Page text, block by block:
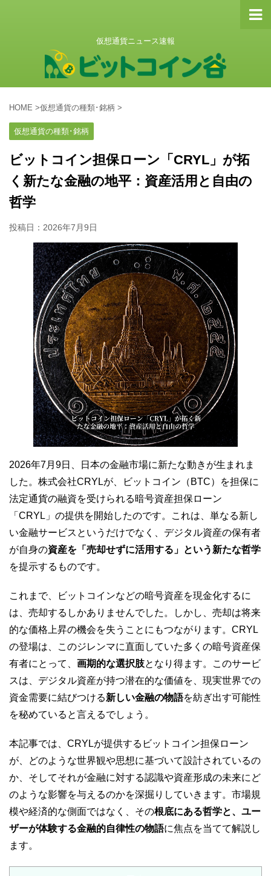
仮想通貨ニュース速報
HOME >仮想通貨の種類･銘柄 >
仮想通貨の種類･銘柄
ビットコイン担保ローン「CRYL」が拓
く新たな金融の地平：資産活用と自由の
哲学
投稿日： 2026年7月9日
2026年7月9日、日本の金融市場に新たな動きが生まれま
した。株式会社CRYLが、ビットコイン（BTC）を担保に
法定通貨の融資を受けられる暗号資産担保ローン
「CRYL」の提供を開始したのです。これは、単なる新し
い金融サービスというだけでなく、デジタル資産の保有者
が自身の資産を「売却せずに活用する」という新たな哲学
を提示するものです。
これまで、ビットコインなどの暗号資産を現金化するに
は、売却するしかありませんでした。しかし、売却は将来
的な価格上昇の機会を失うことにもつながります。CRYL
の登場は、このジレンマに直面していた多くの暗号資産保
有者にとって、 画期的な選択肢となり得ます。このサービ
スは、デジタル資産が持つ潜在的な価値を、現実世界での
資金需要に結びつける新しい金融の物語を紡ぎ出す可能性
を秘めていると言えるでしょう。
本記事では、CRYLが提供するビットコイン担保ローン
が、どのような世界観や思想に基づいて設計されているの
か、そしてそれが金融に対する認識や資産形成の未来にど
のような影響を与えるのかを深掘りしていきます。市場規
模や経済的な側面ではなく、その根底にある哲学と、ユー
ザーが体験する金融的自律性の物語に焦点を当てて解説し
ます。